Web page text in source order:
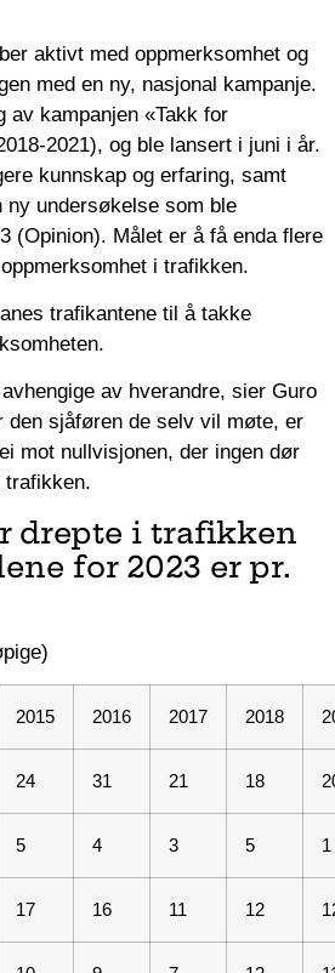
aktivt med oppmerksomhet og
med en ny, nasjonal kampanje.
av kampanjen «Takk for
2021), og ble lansert i juni i år.
kunnskap og erfaring, samt
ny undersøkelse som ble
(Opinion). Målet er å få enda flere
i trafikken.
trafikantene til å takke
av hverandre, sier Guro
den sjåføren de selv vil møte, er
mot nullvisjonen, der ingen dør
trafikken.
drepte i trafikken
for 2023 er pr.
2015 2016 2017 2018
24 31 21 18
5 4 3 5 1
17 16 11 12